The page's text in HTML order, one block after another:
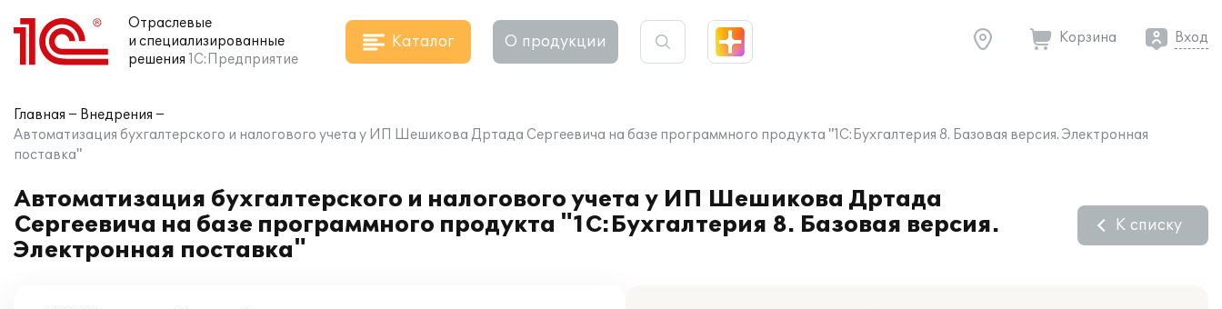
Отраслевые
и специализированные
решения 1С:Предприятие
Каталог О продукции Корзина Вход
Главная
Внедрения
Автоматизация бухгалтерского и налогового учета у ИП Шешикова Дртада Сергеевича на базе программного продукта "1С:Бухгалтерия 8. Базовая версия. Электронная
поставка"
Автоматизация бухгалтерского и налогового учета у ИП Шешикова Дртада
Сергеевича на базе программного продукта "1С:Бухгалтерия 8. Базовая версия.
Электронная поставка"
К списку